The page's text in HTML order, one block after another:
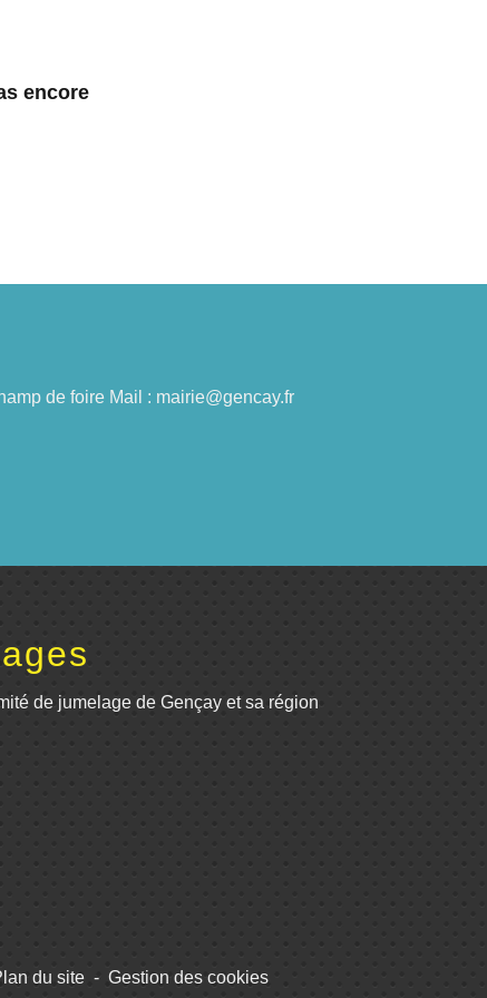
encore
de foire Mail : mairie@gencay.fr
de jumelage de Gençay et sa région
du site - Gestion des cookies